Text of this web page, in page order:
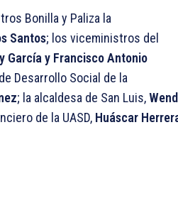
Bonilla y Paliza la
Santos; los viceministros del
García y Francisco Antonio
Desarrollo Social de la
; la alcaldesa de San Luis,
de la UASD, Huáscar